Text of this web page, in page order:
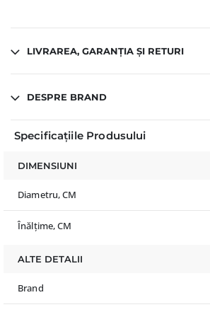
LIVRAREA, GARANȚIA ȘI RETURI
DESPRE BRAND
Specificațiile Produsului
DIMENSIUNI
Diametru, CM
Înălțime, CM
ALTE DETALII
Brand